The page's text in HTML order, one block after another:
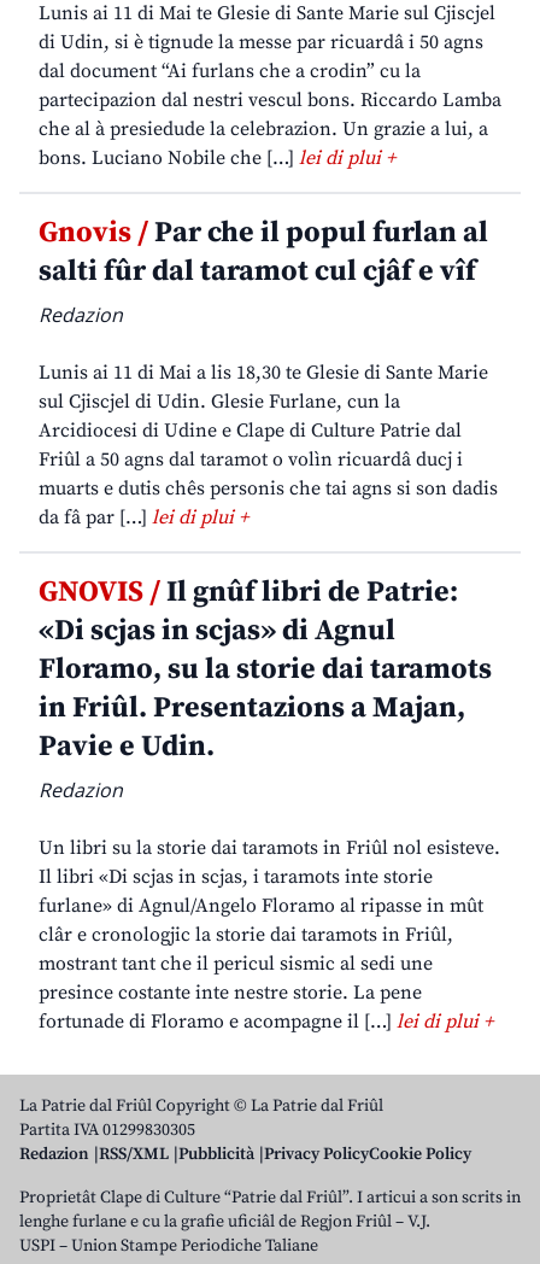
Lunis ai 11 di Mai te Glesie di Sante Marie sul Cjiscjel
di Udin, si è tignude la messe par ricuardâ i 50 agns
dal document “Ai furlans che a crodin” cu la
partecipazion dal nestri vescul bons. Riccardo Lamba
che al à presiedude la celebrazion. Un grazie a lui, a
bons. Luciano Nobile che […] lei di plui +
Gnovis /Par che il popul furlan al
salti fûr dal taramot cul cjâf e vîf
Redazion
Lunis ai 11 di Mai a lis 18,30 te Glesie di Sante Marie
sul Cjiscjel di Udin. Glesie Furlane, cun la
Arcidiocesi di Udine e Clape di Culture Patrie dal
Friûl a 50 agns dal taramot o volìn ricuardâ ducj i
muarts e dutis chês personis che tai agns si son dadis
da fâ par […] lei di plui +
GNOVIS /Il gnûf libri de Patrie:
«Di scjas in scjas» di Agnul
Floramo, su la storie dai taramots
in Friûl. Presentazions a Majan,
Pavie e Udin.
Redazion
Un libri su la storie dai taramots in Friûl nol esisteve.
Il libri «Di scjas in scjas, i taramots inte storie
furlane» di Agnul/Angelo Floramo al ripasse in mût
clâr e cronologjic la storie dai taramots in Friûl,
mostrant tant che il pericul sismic al sedi une
presince costante inte nestre storie. La pene
fortunade di Floramo e acompagne il […] lei di plui +
La Patrie dal Friûl Copyright © La Patrie dal Friûl
Partita IVA 01299830305
Redazion RSS/XML Pubblicità Privacy PolicyCookie Policy
Proprietât Clape di Culture “Patrie dal Friûl”. I articui a son scrits in
lenghe furlane e cu la grafie uficiâl de Regjon Friûl – V.J.
USPI – Union Stampe Periodiche Taliane